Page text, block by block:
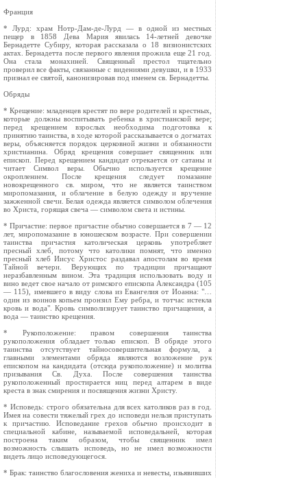
Франция
* Лурд: храм Нотр-Дам-де-Лурд — в одной из местных
пещер в 1858 Дева Мария яви­лась 14-летней девочке
Бернадетте Субиру, которая рассказала о 18 визионистских
актах. Бернадетта после первого явления прожила еще 21 год.
Она стала монахиней. Священный престол тщательно
проверил все факты, связанные с видениями девушки, и в 1933
признал ее святой, канонизиро­вав под именем св. Бернадетты.
Обряды
* Крещение: младенцев крестят по вере родителей и крестных,
которые должны воспитывать ребенка в христианской вере;
перед крещением взрослых необходима подготовка к
принятию таинства, в ходе которой рассказывается о догматах
веры, объясняется порядок церковной жизни и обязанности
христианина. Обряд крещения совершает священник или
епископ. Перед крещением кандидат отрекается от сатаны и
читает Символ веры. Обычно используется крещение
окроплением. После крещения следует помазание
новокрещенного св. миром, что не является таинством
миропомазания, и облачение в белую одежду и вручение
зажженной свечи. Белая одежда является символом облечения
во Христа, горящая свеча — символом света и истины.
* Причастие: первое причастие обычно совершается в 7 — 12
лет, миропомазание в юношеском возрасте. При совершении
таинства причастия католическая церковь употребляет
пресный хлеб, потому что католики помнят, что именно
пресный хлеб Иисус Христос раздавал апостолам во время
Тайной вечери. Верующих по традиции причащают
неразбавленным вином. Эта традиция использовать воду и
вино ведет свое начало от римского епископа Александра (105
— 115), имевшего в виду слова из Евангелия от Иоанна: "…
один из воинов копьем пронзил Ему ребра, и тотчас истекла
кровь и вода". Кровь символизирует таинство причащения, а
вода — таинство крещения.
* Рукоположение: правом совершения таинства
рукоположения обладает только епископ. В обряде этого
таинства отсутствует тайносовершительная формула, а
главными элементами обряда являются возложение рук
епископом на кандидата (отсюда рукоположение) и молитва
призывания Св. Духа. После совершения таинства
рукоположенный простирается ниц перед алтарем в виде
креста в знак смирения и посвящения жизни Христу.
* Исповедь: строго обязательна для всех католиков раз в год.
Имея на совести тяжелый грех до исповеди нельзя приступать
к причастию. Исповедание грехов обычно происходит в
специальной кабине, называемой исповедальней, которая
построена таким образом, чтобы священник имел
возможность слышать исповедь, но не имел возможности
видеть лицо исповедующегося.
* Брак: таинство благословения жениха и невесты, изьявивших